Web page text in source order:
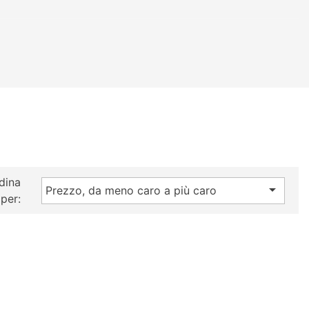
per:
Prezzo, da meno caro a più caro 